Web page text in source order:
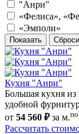
"Анри"
«Фелиса»,
«Эмполи»
Показать
Кухня "Анри"
Большая кухня
удобной
от 54 560 ₽за м.
Рассчитать